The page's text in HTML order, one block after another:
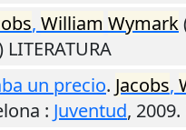
, William Wymark
un precio. Jacobs,
: Juventud, 2009.